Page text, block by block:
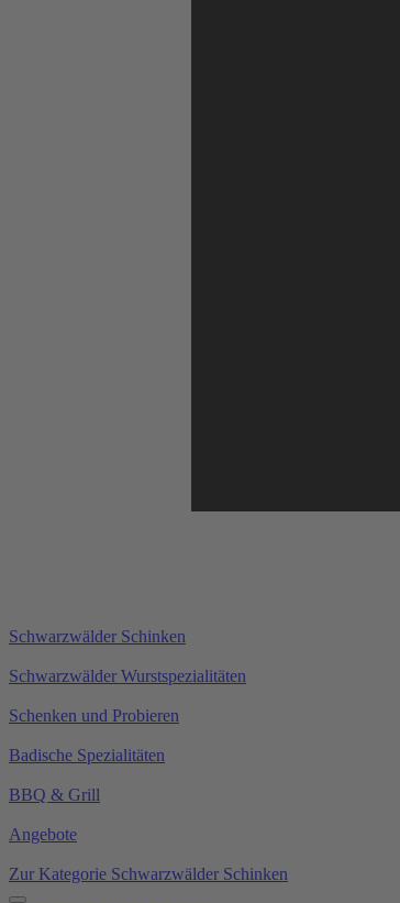
Schwarzwälder Schinken
Schwarzwälder Wurstspezialitäten
Schenken und Probieren
Badische Spezialitäten
BBQ & Grill
Angebote
Zur Kategorie Schwarzwälder Schinken